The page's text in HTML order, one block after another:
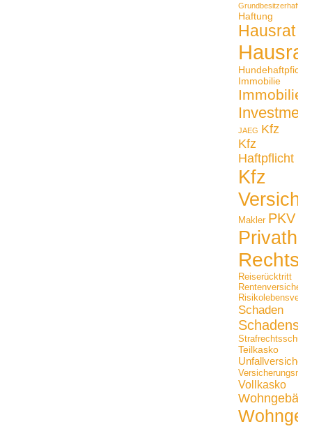
Haftung
Hausrat
Hundehaftpficht
Immobilie
JAEG Kfz
Kfz
Haftpflicht
Kfz
Makler PKV
Reiserücktritt
Schaden
Strafrechtsschutz
Teilkasko
Vollkasko